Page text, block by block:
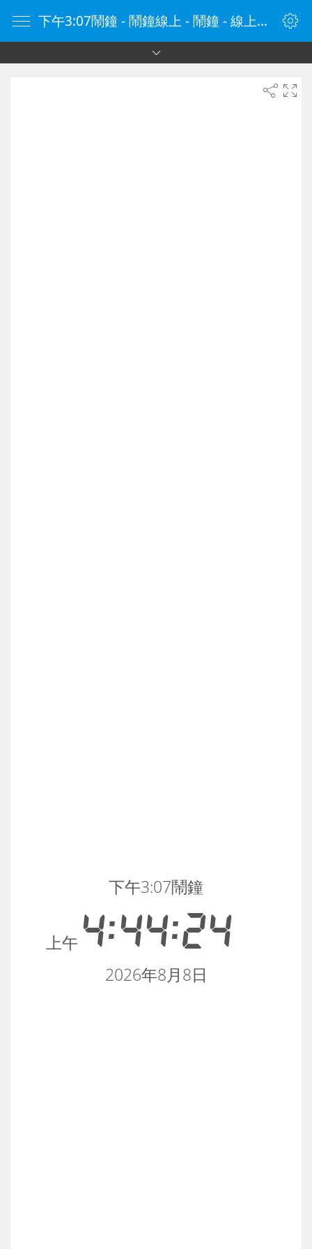
下午3:07鬧鐘 - 鬧鐘線上 - 鬧鐘 - 線上鬧鐘 - 在線鬧鐘 - 鬧鐘在線 - naozhong.tw
上午 4:44:25
下午3:07鬧鐘
2026年8月8日